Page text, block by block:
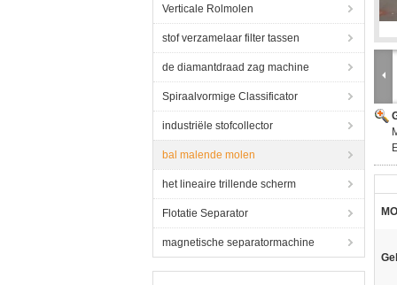
Verticale Rolmolen
stof verzamelaar filter tassen
de diamantdraad zag machine
Spiraalvormige Classificator
industriële stofcollector
bal malende molen
het lineaire trillende scherm
Flotatie Separator
magnetische separatormachine